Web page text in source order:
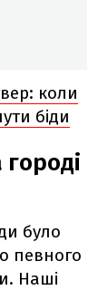
коли
біди
було
певного
Наші